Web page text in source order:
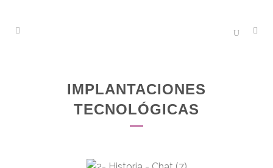
IMPLANTACIONES
TECNOLÓGICAS